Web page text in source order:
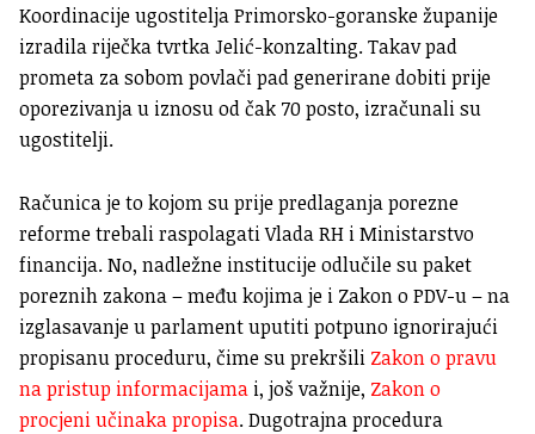
Koordinacije ugostitelja Primorsko-goranske županije
izradila riječka tvrtka Jelić-konzalting. Takav pad
prometa za sobom povlači pad generirane dobiti prije
oporezivanja u iznosu od čak 70 posto, izračunali su
ugostitelji.
Računica je to kojom su prije predlaganja porezne
reforme trebali raspolagati Vlada RH i Ministarstvo
financija. No, nadležne institucije odlučile su paket
poreznih zakona – među kojima je i Zakon o PDV-u – na
izglasavanje u parlament uputiti potpuno ignorirajući
propisanu proceduru, čime su prekršili Zakon o pravu
na pristup informacijama i, još važnije, Zakon o
procjeni učinaka propisa. Dugotrajna procedura